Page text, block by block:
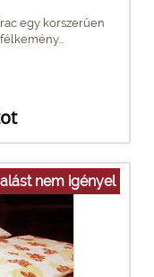
egy korszerűen
nem igényel